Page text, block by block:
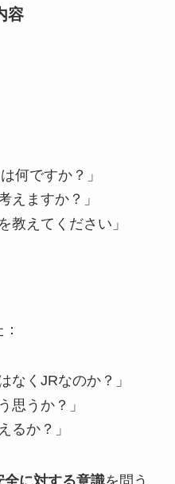
容
何ですか？」
えますか？」
教えてください」
なくJRなのか？」
思うか？」
るか？」